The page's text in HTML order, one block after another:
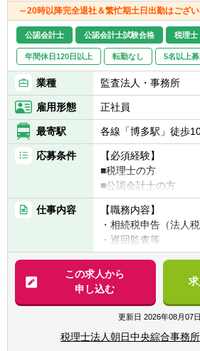
～20時以降完全退社＆繁忙期土日出勤はござ
公認会計士 公認会計士試験合格 税理士
年間休日120日以上 転勤なし 5名以上
業種 監査法人・事務所
雇用形態 正社員
最寄駅 各線「博多駅」徒歩
応募条件
【必須経験】
■税理士の方
■公認会計士の方
or
■会計事務所経験3年以
【求める人物像】
弊所の業務が相続税
め、
資産税を中心に業務
ていらっしゃる方を
仕事内容
【職務内容】
・相続税申告（法人
・巡回監査等
※案件の割合：相続
す
※営業での案件獲得に
度もございます。
【会計ソフト】
弥生会計、財務応援
この求人から
申し込む
更新日 2026年08月07日
税理士法人朝日中央綜合事務